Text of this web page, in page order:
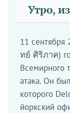
Утро,
11 сентября
ทย์ ศิริภาค)
Всемирного
атака. Он
которого
йоркский